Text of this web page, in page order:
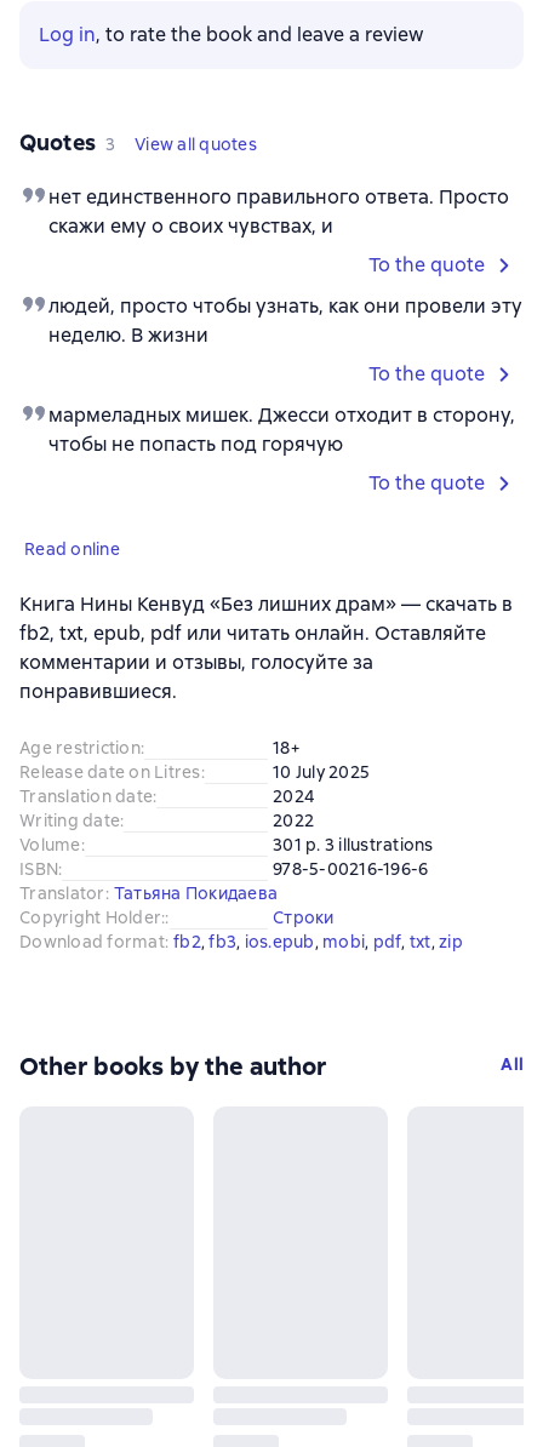
Log in, to rate the book and leave a review
Quotes 3 View all quotes
нет единственного правильного ответа. Просто
скажи ему о своих чувствах, и
To the quote
людей, просто чтобы узнать, как они провели эту
неделю. В жизни
To the quote
мармеладных мишек. Джесси отходит в сторону,
чтобы не попасть под горячую
To the quote
Read online
Книга Нины Кенвуд «Без лишних драм» — скачать в
fb2, txt, epub, pdf или читать онлайн. Оставляйте
комментарии и отзывы, голосуйте за
понравившиеся.
Age restriction:
18+
Release date on Litres:
10 July 2025
Translation date:
2024
Writing date:
2022
Volume:
301 p. 3 illustrations
ISBN:
978-5-00216-196-6
Translator: Татьяна Покидаева
Copyright Holder::
Строки
Download format: fb2, fb3, ios.epub, mobi, pdf, txt, zip
Other books by the author All